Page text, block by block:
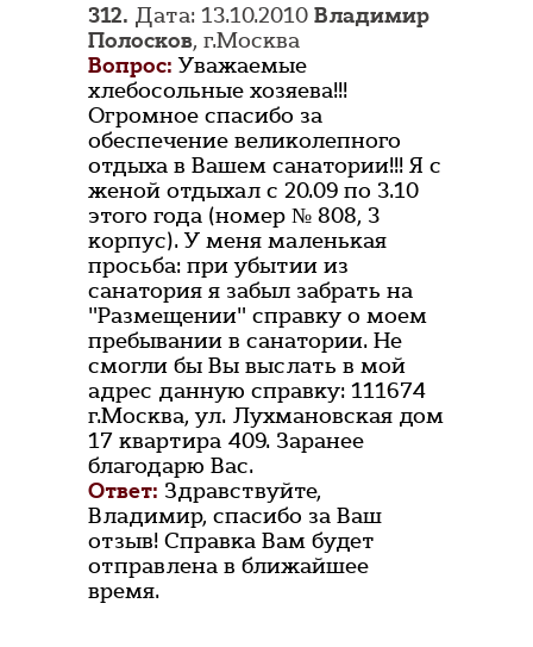
312. Дата: 13.10.2010 Владимир
Полосков, г.Москва
Вопрос: Уважаемые
хлебосольные хозяева!!!
Огромное спасибо за
обеспечение великолепного
отдыха в Вашем санатории!!! Я с
женой отдыхал с 20.09 по 3.10
этого года (номер № 808, 3
корпус). У меня маленькая
просьба: при убытии из
санатория я забыл забрать на
"Размещении" справку о моем
пребывании в санатории. Не
смогли бы Вы выслать в мой
адрес данную справку: 111674
г.Москва, ул. Лухмановская дом
17 квартира 409. Заранее
благодарю Вас.
Ответ: Здравствуйте,
Владимир, спасибо за Ваш
отзыв! Справка Вам будет
отправлена в ближайшее
время.